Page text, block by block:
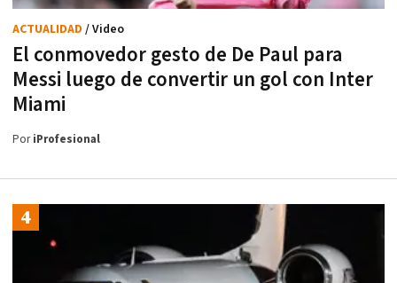
El conmovedor gesto de De Paul para
Messi luego de convertir un gol con Inter
Miami
ACTUALIDAD / Video
PoriProfesional